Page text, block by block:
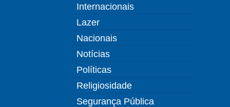
Internacionais
Lazer
Nacionais
Notícias
Políticas
Religiosidade
Segurança Pública